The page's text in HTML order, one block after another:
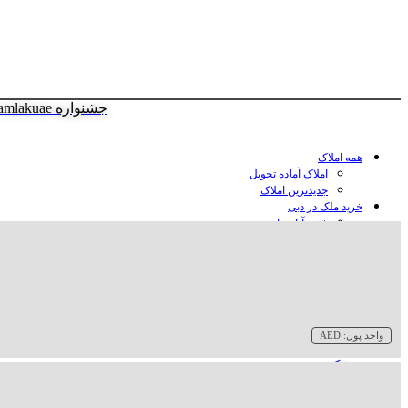
جشنواره amlakuae
همه املاک
املاک آماده تحویل
جدیدترین املاک
خرید ملک در دبی
خرید آپارتمان در دبی
واحد پول: AED